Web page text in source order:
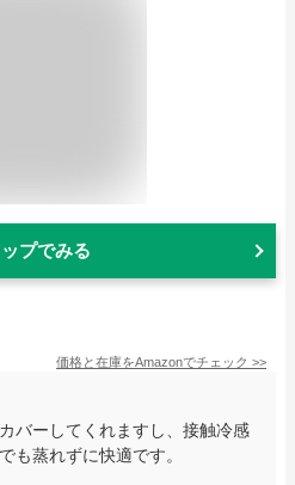
プでみる
価格と在庫をAmazonでチェック >>
バーしてくれますし、接触冷感
も蒸れずに快適です。